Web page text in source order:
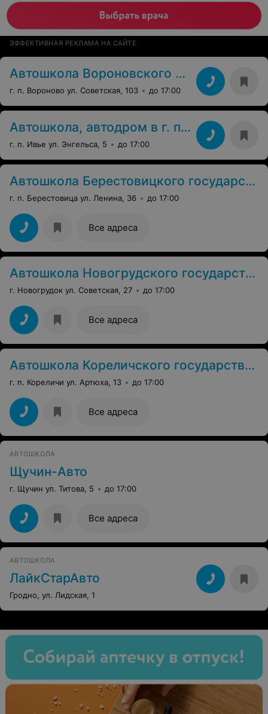
ЭФФЕКТИВНАЯ РЕКЛАМА НА САЙТЕ
Автошкола Вороновского колледжа
г. п. Вороново ул. Советская, 103 до 17:00
Автошкола, автодром в г. п. Ивье
г. п. Ивье ул. Энгельса, 5 до 17:00
Автошкола Берестовицкого государственного сельскохозяйственного профессионального лицея
г. п. Берестовица ул. Ленина, 36 до 17:00
Все адреса
Автошкола Новогрудского государственного аграрного колледжа
г. Новогрудок ул. Советская, 27 до 17:00
Все адреса
Автошкола Кореличского государственного строительного лицея
г. п. Кореличи ул. Артюха, 13 до 17:00
Все адреса
АВТОШКОЛА
Щучин-Авто
г. Щучин ул. Титова, 5 до 17:00
Все адреса
АВТОШКОЛА
ЛайкСтарАвто
Гродно, ул. Лидская, 1